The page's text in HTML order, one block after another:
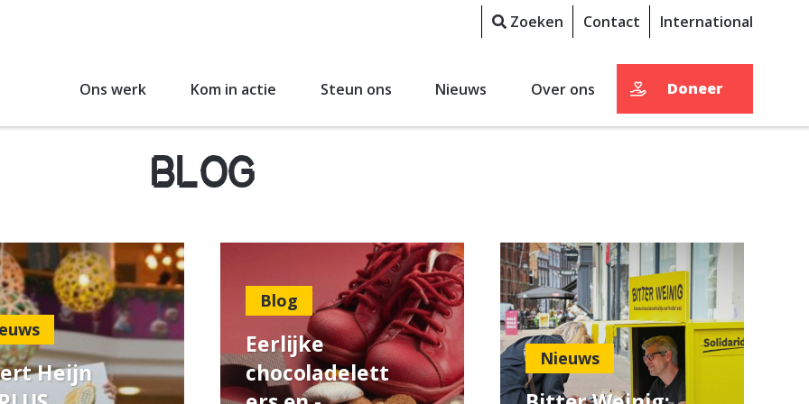
Zoeken Contact International
Ons werk Kom in actie Steun ons Nieuws Over ons Doneer
BLOG
Heijn
Blog
Eerlijke
chocoladelett
Nieuws